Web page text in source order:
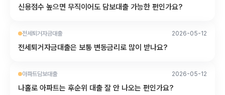
신용점수 높으면 무직이어도 담보대출 가능한 편인가요?
전세퇴거자금대출 2026-05-12
전세퇴거자금대출은 보통 변동금리로 많이 받나요?
아파트담보대출 2026-05-12
나홀로 아파트는 후순위 대출 잘 안 나오는 편인가요?